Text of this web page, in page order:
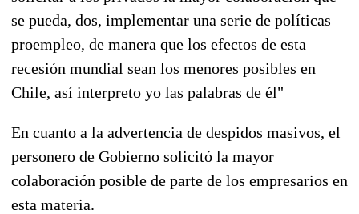
se pueda, dos, implementar una serie de políticas
proempleo, de manera que los efectos de esta
recesión mundial sean los menores posibles en
Chile, así interpreto yo las palabras de él"
En cuanto a la advertencia de despidos masivos, el
personero de Gobierno solicitó la mayor
colaboración posible de parte de los empresarios en
esta materia.